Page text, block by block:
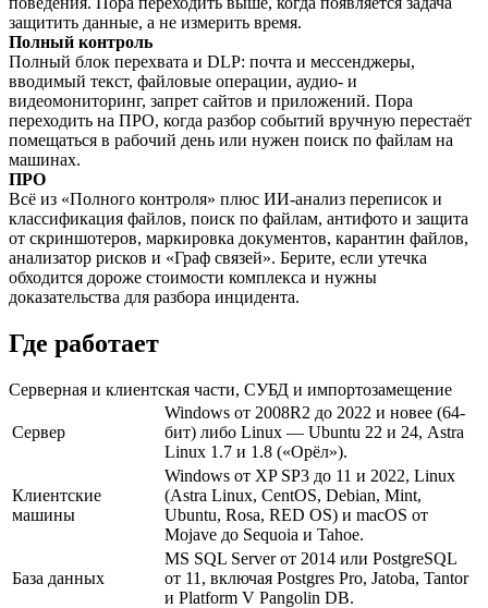
защитить данные, а не измерить время.
Полный контроль
Полный блок перехвата и DLP: почта и мессенджеры,
вводимый текст, файловые операции, аудио- и
видеомониторинг, запрет сайтов и приложений. Пора
переходить на ПРО, когда разбор событий вручную перестаёт
помещаться в рабочий день или нужен поиск по файлам на
машинах.
ПРО
Всё из «Полного контроля» плюс ИИ-анализ переписок и
классификация файлов, поиск по файлам, антифото и защита
от скриншотеров, маркировка документов, карантин файлов,
анализатор рисков и «Граф связей». Берите, если утечка
обходится дороже стоимости комплекса и нужны
доказательства для разбора инцидента.
Где работает
Серверная и клиентская части, СУБД и импортозамещение
Сервер
Windows от 2008R2 до 2022 и новее (64-
бит) либо Linux — Ubuntu 22 и 24, Astra
Linux 1.7 и 1.8 («Орёл»).
Клиентские
машины
Windows от XP SP3 до 11 и 2022, Linux
(Astra Linux, CentOS, Debian, Mint,
Ubuntu, Rosa, RED OS) и macOS от
Mojave до Sequoia и Tahoe.
База данных
MS SQL Server от 2014 или PostgreSQL
от 11, включая Postgres Pro, Jatoba, Tantor
и Platform V Pangolin DB.